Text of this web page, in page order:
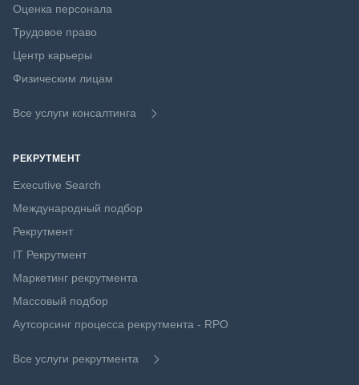
Оценка персонала
Трудовое право
Центр карьеры
Физическим лицам
Все услуги консалтинга
РЕКРУТМЕНТ
Executive Search
Международный подбор
Рекрутмент
IT Рекрутмент
Маркетинг рекрутмента
Массовый подбор
Аутсорсинг процесса рекрутмента - RPO
Все услуги рекрутмента